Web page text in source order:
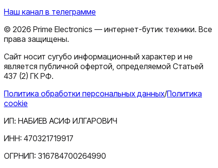
Наш канал в телеграмме
© 2026 Prime Electronics — интернет-бутик техники. Все
права защищены.
Сайт носит сугубо информационный характер и не
является публичной офертой, определяемой Статьей
437 (2) ГК РФ.
Политика обработки персональных данных/Политика
cookie
ИП: НАБИЕВ АСИФ ИЛГАРОВИЧ
ИНН: 470321719917
ОГРНИП: 316784700264990